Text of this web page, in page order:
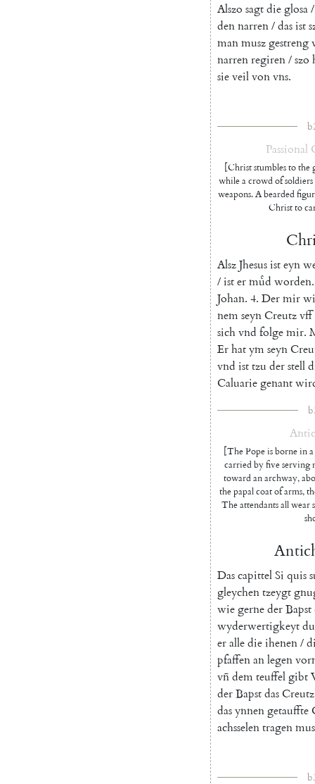
Alszo sagtdieglosa/
dennarren/dasist
manmuszgestreng
narrenregiren/szo
sieveilvonvns.
Passional
[Christ stumbles to the
while a crowd of
weapons. A bearded
Christ to
AlszJhesusisteyn
/istermuͤd worden.
Johan. 4. Dermir
nemseynCreutzvff
sichvnd folgemir.
Erhatymseyn
vnd isttzu derstell
Caluariegenant
[The Pope is borne in
carried by five serving
toward an archway,
the papal coat of arms,
The attendants all wear
DascapittelSi quis
gleychentzeygt
wiegernederBapst
wyderwertigkeyt
eralledieihenen/
pfaffenanlegen
vn̄demteuffelgibt
derBapstdasCreutz
dasynnengetauffte
achsselentragen